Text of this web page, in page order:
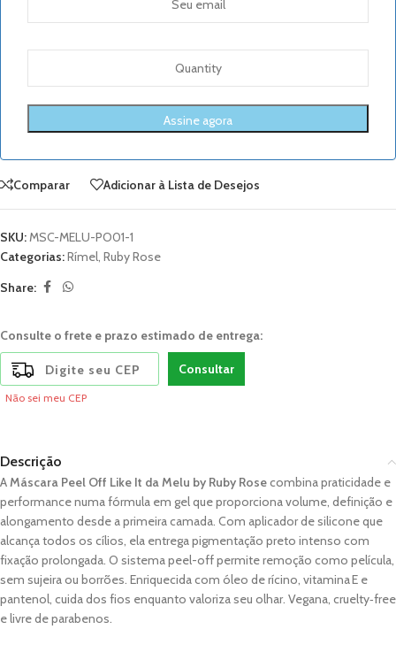
Comparar Adicionar à Lista de Desejos
SKU:MSC-MELU-PO01-1
Categorias:Rímel, Ruby Rose
Share:
Consulte o frete e prazo estimado de entrega:
Consultar
Não sei meu CEP
Descrição
AMáscara Peel Off Like It da Melu by Ruby Rosecombina praticidade e
performance numa fórmula em gel que proporciona volume, definição e
alongamento desde a primeira camada. Com aplicador de silicone que
alcança todos os cílios, ela entrega pigmentação preto intenso com
fixação prolongada. O sistema peel-off permite remoção como película,
sem sujeira ou borrões. Enriquecida com óleo de rícino, vitamina E e
pantenol, cuida dos fios enquanto valoriza seu olhar. Vegana, cruelty‑free
e livre de parabenos.